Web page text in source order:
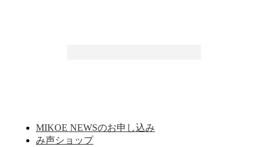
MIKOE NEWSのお申し込み
み声ショップ